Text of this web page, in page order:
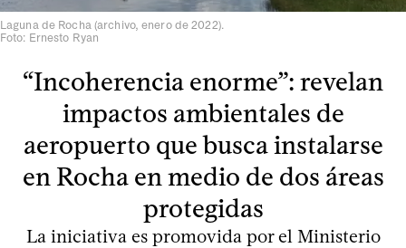
Laguna de Rocha (archivo, enero de 2022).
Foto: Ernesto Ryan
“Incoherencia enorme”: revelan
impactos ambientales de
aeropuerto que busca instalarse
en Rocha en medio de dos áreas
protegidas
La iniciativa es promovida por el Ministerio